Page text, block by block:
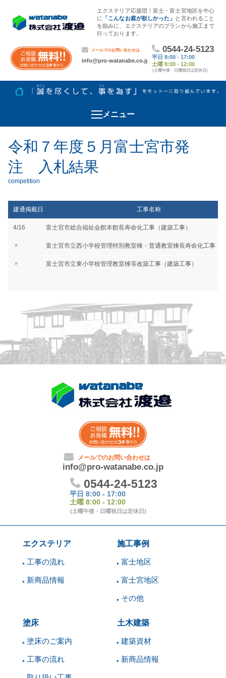
エクステリア応援団！富士・富士宮地区を中心
に 「こんなお庭が欲しかった」
と言われること
を励みに、エクステリアのプランから施工まで
行っております。
メニュー
令和７年度５月富士宮市発
注 入札結果
建通掲載日 工事名称
4/16 富士宮市総合福祉会館本館長寿命化工事（建築工事）
〃 富士宮市立西小学校管理特別教室棟・普通教室棟長寿命化工事（
〃 富士宮市立東小学校管理教室棟等改築工事（建築工事）
エクステリア
工事の流れ
新商品情報
施工事例
富士地区
富士宮地区
その他
塗床
塗床のご案内
工事の流れ
土木建築
建築資材
新商品情報